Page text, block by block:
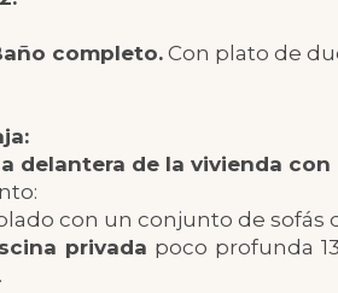
completo.Con plato de
delantera de la vivienda
con un conjunto de sofás
privada poco profunda
.